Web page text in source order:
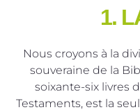
1.
Nous croyons à la
souveraine de la
soixante-six livres
Testaments, est la